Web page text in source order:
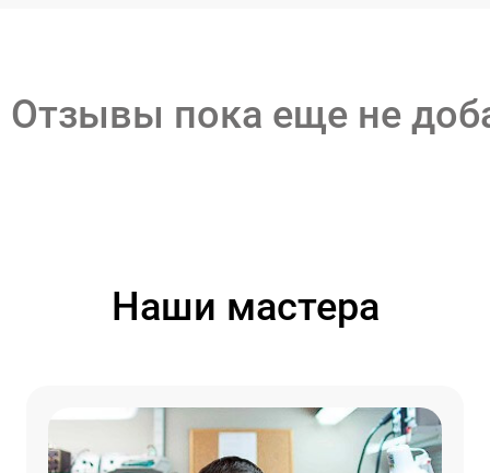
Отзывы пока еще не
Наши мастера